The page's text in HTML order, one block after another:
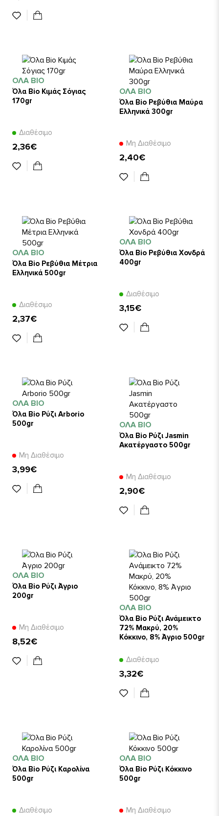
ΌΛΑ BIO
Όλα Bio Κιμάς Σόγιας
170gr
Διαθέσιμο
2,36€
ΌΛΑ BIO
Όλα Bio Ρεβύθια Μαύρα
Ελληνικά 300gr
Μη Διαθέσιμο
2,40€
ΌΛΑ BIO
Όλα Bio Ρεβύθια Μέτρια
Ελληνικά 500gr
Διαθέσιμο
2,37€
ΌΛΑ BIO
Όλα Bio Ρεβύθια Χονδρά
400gr
Διαθέσιμο
3,15€
ΌΛΑ BIO
Όλα Bio Ρύζι Arborio
500gr
Μη Διαθέσιμο
3,99€
ΌΛΑ BIO
Όλα Bio Ρύζι Jasmin
Ακατέργαστο 500gr
Μη Διαθέσιμο
2,90€
ΌΛΑ BIO
Όλα Bio Ρύζι Άγριο
200gr
Μη Διαθέσιμο
8,52€
ΌΛΑ BIO
Όλα Bio Ρύζι Ανάμεικτο
72% Μακρύ, 20%
Κόκκινο, 8% Άγριο 500gr
Διαθέσιμο
3,32€
ΌΛΑ BIO
Όλα Bio Ρύζι Καρολίνα
500gr
Διαθέσιμο
ΌΛΑ BIO
Όλα Bio Ρύζι Κόκκινο
500gr
Μη Διαθέσιμο